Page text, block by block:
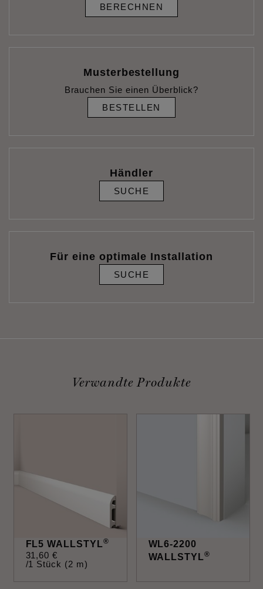
BERECHNEN
Musterbestellung
Brauchen Sie einen Überblick?
BESTELLEN
Händler
SUCHE
Für eine optimale Installation
SUCHE
Verwandte Produkte
FL5 WALLSTYL®
31 ,60 €
/1 Stück (2 m)
WL6-2200
WALLSTYL®